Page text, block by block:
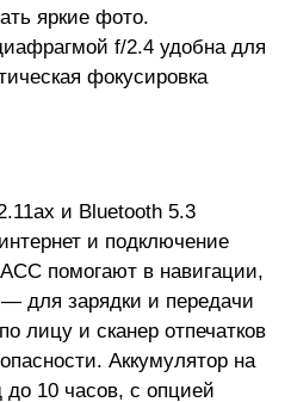
яркие фото.
f/2.4 удобна для
фокусировка
и Bluetooth 5.3
и подключение
помогают в навигации,
для зарядки и передачи
лицу и сканер отпечатков
Аккумулятор на
до 10 часов, с опцией